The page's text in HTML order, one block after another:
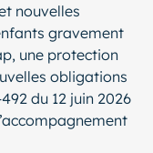
nouvelles
gravement
une protection
obligations
du 12 juin 2026